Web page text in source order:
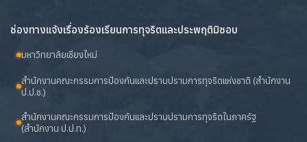
ช่องทางแจ้งเรื่องร้องเรียนการทุจริตและประพฤติมิชอบ
มหาวิทยาลัยเชียงใหม่
สำนักงานคณะกรรมการป้องกันและปราบปรามการทุจริตแห่งชาติ (สำนักงาน
ป.ป.ช.)
สำนักงานคณะกรรมการป้องกันและปราบปรามการทุจริตในภาครัฐ
(สำนักงาน ป.ป.ท.)